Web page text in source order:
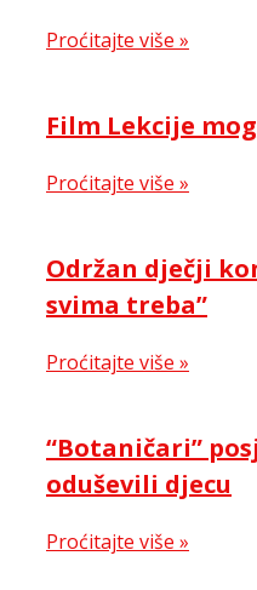
Proćitajte više »
Film Lekcije
Proćitajte više »
Održan dječji
svima treba”
Proćitajte više »
“Botaničari”
oduševili djecu
Proćitajte više »